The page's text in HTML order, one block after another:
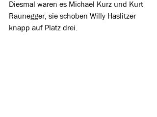
Diesmal waren es Michael Kurz und Kurt
Raunegger, sie schoben Willy Haslitzer
knapp auf Platz drei.